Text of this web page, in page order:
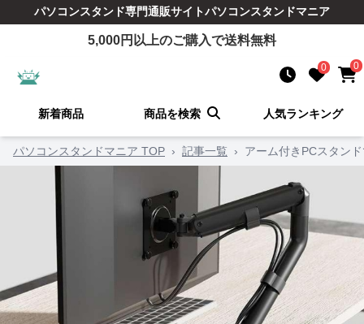
パソコンスタンド専門通販サイトパソコンスタンドマニア
5,000円以上のご購入で送料無料
0 0
新着商品 商品を検索 人気ランキング
パソコンスタンドマニア TOP › 記事一覧 › アーム付きPCスタン